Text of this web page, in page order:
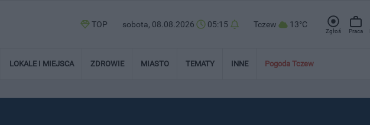
TOP sobota, 08.08.2026 05:15 Tczew 13°C
Zgłoś Praca
LOKALE I MIEJSCA ZDROWIE MIASTO TEMATY INNE Pogoda Tczew